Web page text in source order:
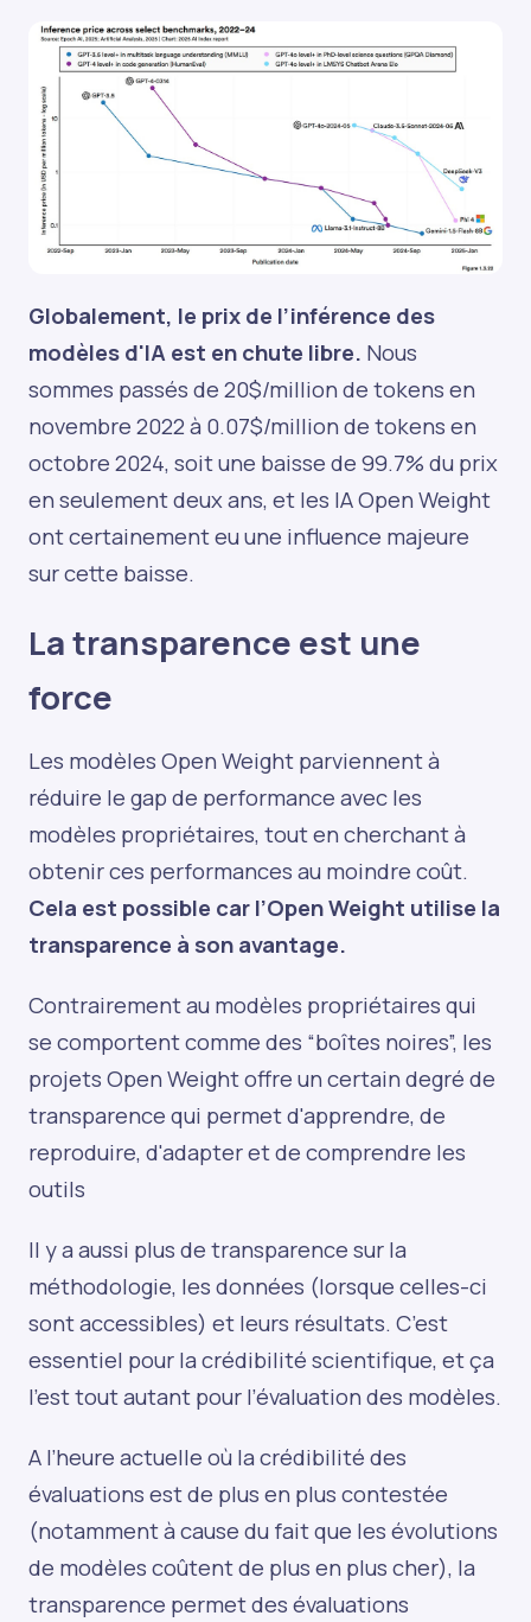
Globalement, le prix de l’inférence des
modèles d'IA est en chute libre. Nous
sommes passés de 20$/million de tokens en
novembre 2022 à 0.07$/million de tokens en
octobre 2024, soit une baisse de 99.7% du prix
en seulement deux ans, et les IA Open Weight
ont certainement eu une influence majeure
sur cette baisse.
La transparence est une
force
Les modèles Open Weight parviennent à
réduire le gap de performance avec les
modèles propriétaires, tout en cherchant à
obtenir ces performances au moindre coût.
Cela est possible car l’Open Weight utilise la
transparence à son avantage.
Contrairement au modèles propriétaires qui
se comportent comme des “boîtes noires”, les
projets Open Weight offre un certain degré de
transparence qui permet d'apprendre, de
reproduire, d'adapter et de comprendre les
outils
Il y a aussi plus de transparence sur la
méthodologie, les données (lorsque celles-ci
sont accessibles) et leurs résultats. C’est
essentiel pour la crédibilité scientifique, et ça
l’est tout autant pour l’évaluation des modèles.
A l’heure actuelle où la crédibilité des
évaluations est de plus en plus contestée
(notamment à cause du fait que les évolutions
de modèles coûtent de plus en plus cher), la
transparence permet des évaluations